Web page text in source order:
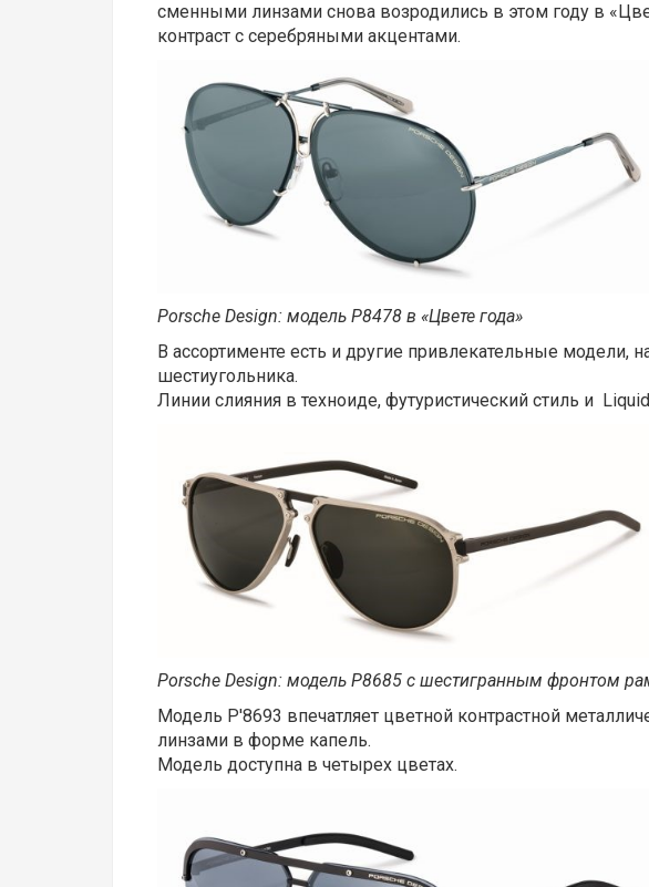
сменными линзами снова возродились в этом году в
контраст с серебряными акцентами.
Porsche Design: модель P8478 в «Цвете года»
В ассортименте есть и другие привлекательные модели,
шестиугольника.
Линии слияния в техноиде, футуристический стиль и
Porsche Design: модель P8685 с шестигранным фронтом
Модель P'8693 впечатляет цветной контрастной
линзами в форме капель.
Модель доступна в четырех цветах.